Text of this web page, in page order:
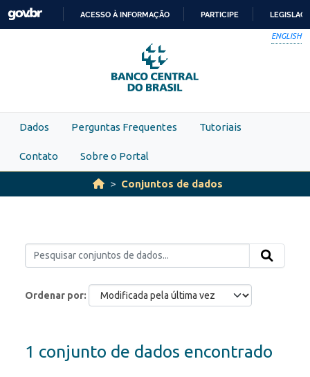
Skip to main content
PARA
O
CONTEÚDO
ACESSO À INFORMAÇÃO PARTICIPE
ENGLISH
Dados Perguntas Frequentes Tutoriais
Contato Sobre o Portal
Conjuntos de dados
Ordenar por
1 conjunto de dados encontrado